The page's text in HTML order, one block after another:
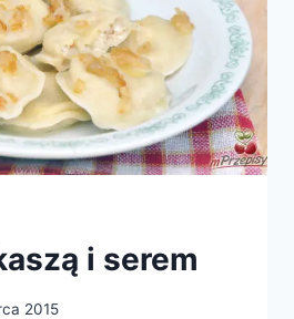
i serem
2015